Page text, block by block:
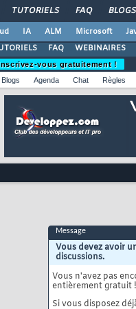
TUTORIELS FAQ BLOGS
IA ALM Microsoft
FAQ WEBINAIRES
vous gratuitement !
Blogs Agenda Chat Règles
Message
Vous devez avoir
discussions.
Vous n'avez pas
entièrement gratuit !
Si vous disposez